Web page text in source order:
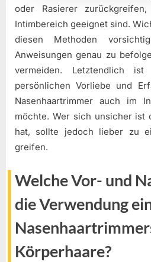
oder Rasierer
Intimbereich geeignet sind.
diesen Methoden
Anweisungen genau zu
vermeiden. Letztendlich
persönlichen Vorliebe und
Nasenhaartrimmer auch im
möchte. Wer sich unsicher ist
hat, sollte jedoch lieber zu
greifen.
Welche Vor- und
die Verwendung
Körperhaare?